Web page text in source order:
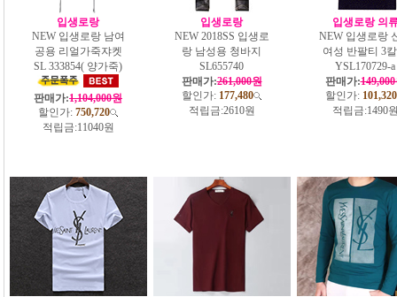
입생로랑
NEW 입생로랑 남여
공용 리얼가죽쟈켓
SL 333854( 양가죽)
판매가:1,104,000원
할인가: 750,720
적립금:11040원
입생로랑
NEW 2018SS 입생로
랑 남성용 청바지
SL655740
판매가:261,000원
할인가: 177,480
적립금:2610원
입생로랑 의
NEW 입생로랑
여성 반팔티 3
YSL170729-a
판매가:
할인가: 101,320
적립금:1490